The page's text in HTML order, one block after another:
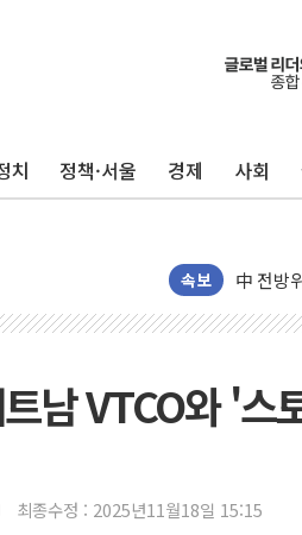
치 정책·서울 경제 사회
속보
동해중
인제
동해시,
청양 밭
'호우 특
남 VTCO와 '스
최종수정 : 2025년11월18일 15:15